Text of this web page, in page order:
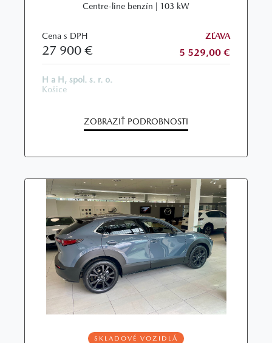
Centre-line benzín | 103 kW
Cena s DPH
27 900 €
ZĽAVA
5 529,00 €
H a H, spol. s. r. o.
Košice
ZOBRAZIŤ PODROBNOSTI
SKLADOVÉ VOZIDLÁ